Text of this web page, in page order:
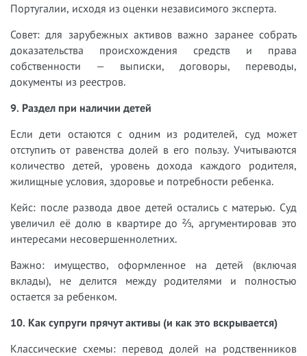
Португалии, исходя из оценки независимого эксперта.
Совет: для зарубежных активов важно заранее собрать
доказательства происхождения средств и права
собственности — выписки, договоры, переводы,
документы из реестров.
9. Раздел при наличии детей
Если дети остаются с одним из родителей, суд может
отступить от равенства долей в его пользу. Учитываются
количество детей, уровень дохода каждого родителя,
жилищные условия, здоровье и потребности ребенка.
Кейс: после развода двое детей остались с матерью. Суд
увеличил её долю в квартире до ⅔, аргументировав это
интересами несовершеннолетних.
Важно: имущество, оформленное на детей (включая
вклады), не делится между родителями и полностью
остается за ребенком.
10. Как супруги прячут активы (и как это вскрывается)
Классические схемы: перевод долей на родственников